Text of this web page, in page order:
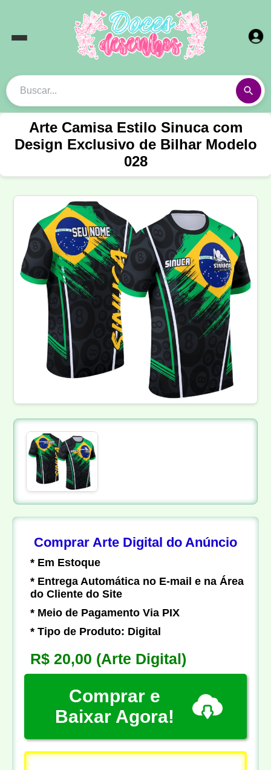
Arte Camisa Estilo Sinuca com
Design Exclusivo de Bilhar Modelo
028
Comprar Arte Digital do Anúncio
* Em Estoque
* Entrega Automática no E-mail e na Área
do Cliente do Site
* Meio de Pagamento Via PIX
* Tipo de Produto: Digital
R$ 20,00 (Arte Digital)
Comprar e
Baixar Agora!